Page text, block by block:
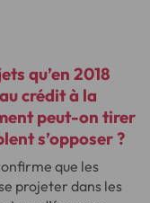
qu’en 2018
crédit à la
peut-on tirer
s’opposer ?
que les
projeter dans les